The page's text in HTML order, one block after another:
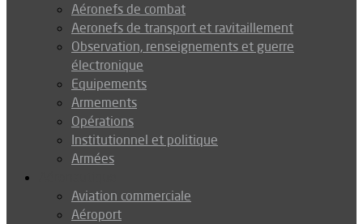
Aéronefs de combat
Aeronefs de transport et ravitaillement
Observation, renseignements et guerre
électronique
Equipements
Armements
Opérations
Institutionnel et politique
Armées
Aviation commerciale
Aéroport